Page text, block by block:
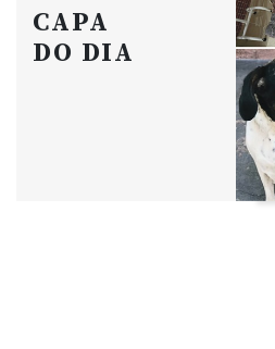
CAPA
DO DIA